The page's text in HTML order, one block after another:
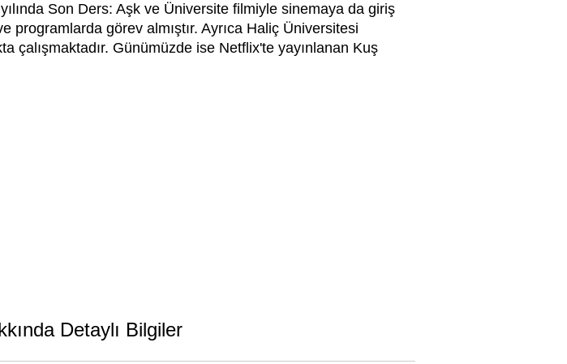
Son Ders: Aşk ve Üniversite filmiyle sinemaya da giriş
programlarda görev almıştır. Ayrıca Haliç Üniversitesi
çalışmaktadır. Günümüzde ise Netflix'te yayınlanan Kuş
Detaylı Bilgiler